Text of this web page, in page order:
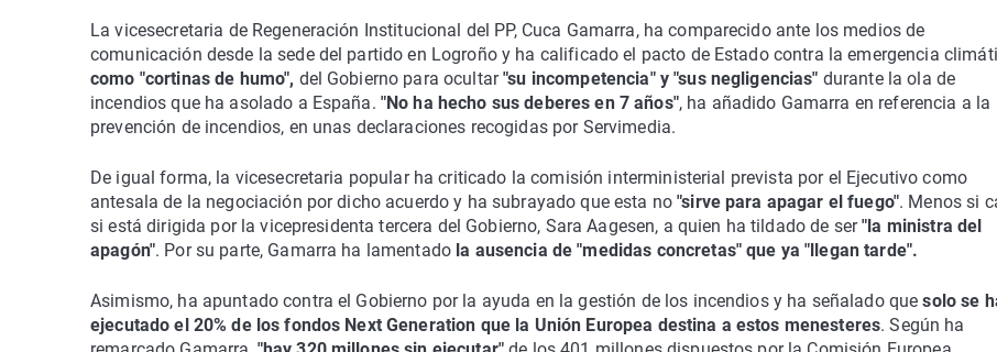
La vicesecretaria de Regeneración Institucional del PP, Cuca Gamarra, ha comparecido ante los medios de
comunicación desde la sede del partido en Logroño y ha calificado el pacto de Estado contra la emergencia
como "cortinas de humo", del Gobierno para ocultar"su incompetencia" y "sus negligencias" durante la ola de
incendios que ha asolado a España. "No ha hecho sus deberes en 7 años", ha añadido Gamarra en referencia a la
prevención de incendios, en unas declaraciones recogidas por Servimedia.
De igual forma, la vicesecretaria popular ha criticado la comisión interministerial prevista por el Ejecutivo como
antesala de la negociación por dicho acuerdo y ha subrayado que esta no"sirve para apagar el fuego". Menos si
si está dirigida por la vicepresidenta tercera del Gobierno, Sara Aagesen, a quien ha tildado de ser"la ministra del
apagón". Por su parte, Gamarra ha lamentado la ausencia de "medidas concretas" que ya "llegan tarde".
Asimismo, ha apuntado contra el Gobierno por la ayuda en la gestión de los incendios y ha señalado quesolo se
ejecutado el 20% de los fondos Next Generation que la Unión Europea destina a estos menesteres. Según ha